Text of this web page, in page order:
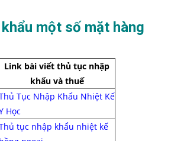
một số mặt hàng
Link bài viết thủ tục nhập
khẩu và thuế
Tục Nhập Khẩu Nhiệt Kế
Học
tục nhập khẩu nhiệt kế